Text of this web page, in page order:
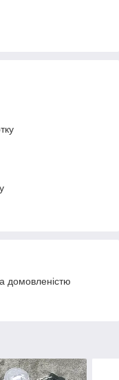
домовленістю